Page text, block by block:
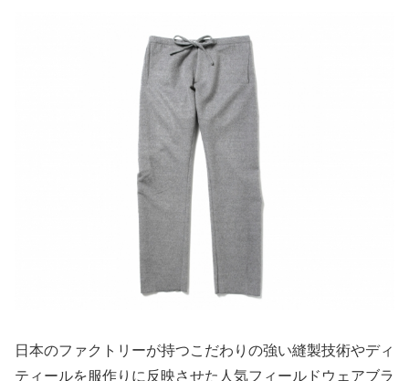
日本のファクトリーが持つこだわりの強い縫製技術やディ
ティールを服作りに反映させた人気フィールドウェアブラ